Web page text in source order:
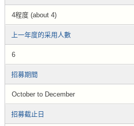
4程度 (about 4)
上一年度的采用人數
6
招募期間
October to December
招募截止日